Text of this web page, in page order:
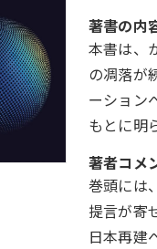
著書の内
本書は、
の凋落が
ーション
もとに明
著者コメ
巻頭には
提言が寄
日本再建